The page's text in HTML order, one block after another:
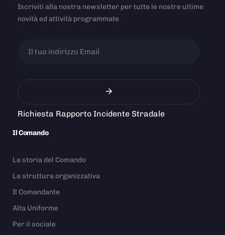
Iscriviti alla nostra newsletter per tutte le nostre ultime
novità ed attività programmate
Richiesta Rapporto Incidente Stradale
Il Comando
La storia del Comando
La struttura organizzativa
Il Comandante
Alta Uniforme
Per il sociale